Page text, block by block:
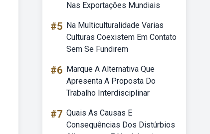
Nas Exportações Mundiais
#5 Na Multiculturalidade Varias
Culturas Coexistem Em Contato
Sem Se Fundirem
#6 Marque A Alternativa Que
Apresenta A Proposta Do
Trabalho Interdisciplinar
#7 Quais As Causas E
Consequências Dos Distúrbios